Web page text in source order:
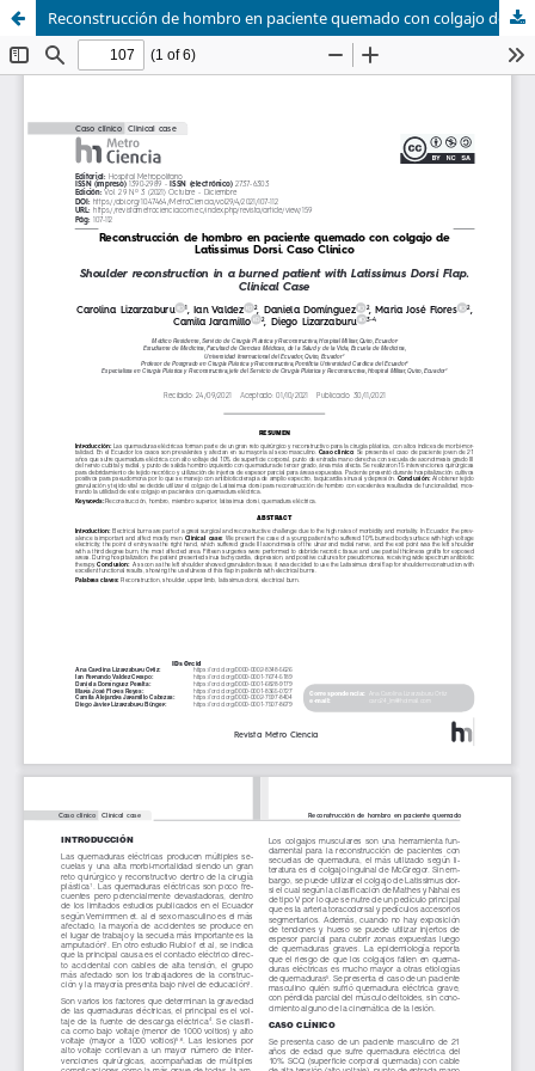
Reconstrucción de hombro en paciente quemado con colgajo de Latissimus Dorsi. Caso Clínico